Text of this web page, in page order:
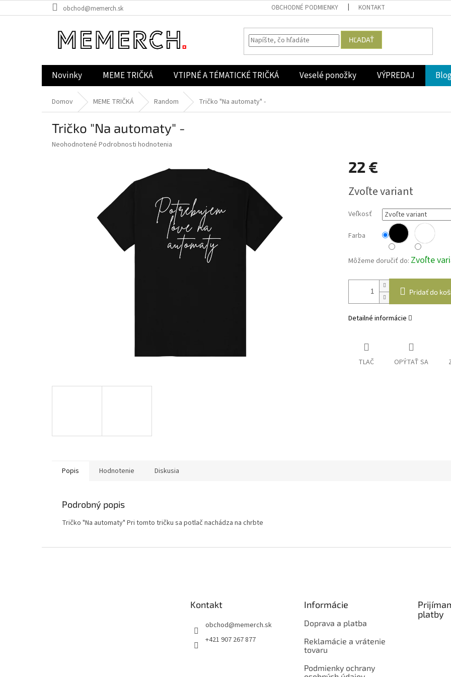
na
obchod@memerch.sk OBCHODNÉ PODMIENKY KONTAKT
HĽADAŤ
Novinky MEME TRIČKÁ VTIPNÉ A TÉMATICKÉ TRIČKÁ Veselé ponožky VÝPREDAJ
Domov MEME TRIČKÁ Random Tričko "Na automaty" -
Tričko "Na automaty" -
Priemerné
Neohodnotené Podrobnosti hodnotenia
22 €
cena:
Zvoľte variant
Veľkosť
Farba
Môžeme doručiť do: Zvoľte
Pridať do
Detailné informácie
TLAČ OPÝTAŤ SA
Popis Hodnotenie Diskusia
Podrobný popis
Tričko "Na automaty" Pri tomto tričku sa potlač nachádza na chrbte
Kontakt
obchod@memerch.sk
+421 907 267 877
Informácie
Doprava a platba
Reklamácie a vrátenie
tovaru
Podmienky ochrany
platby